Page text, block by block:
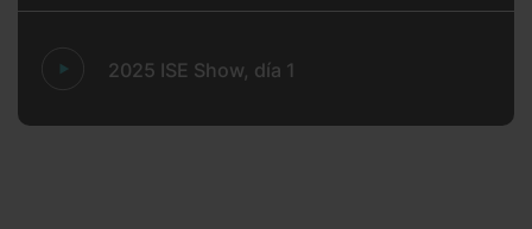
2025 ISE Show, día 1